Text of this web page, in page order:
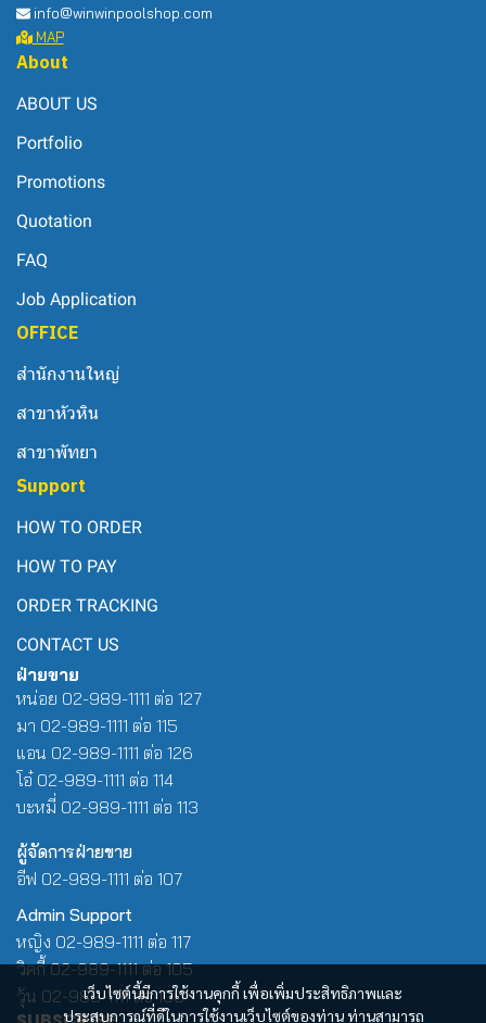
เว็บไซต์นี้มีการใช้งานคุกกี้ เพื่อเพิ่มประสิทธิภาพและ
ประสบการณ์ที่ดีในการใช้งานเว็บไซต์ของท่าน ท่านสามารถ
info@winwinpoolshop.com
MAP
About
ABOUT US
Portfolio
Promotions
Quotation
FAQ
Job Application
OFFICE
สำนักงานใหญ่
สาขาหัวหิน
สาขาพัทยา
Support
HOW TO ORDER
HOW TO PAY
ORDER TRACKING
CONTACT US
ฝ่ายขาย
หน่อย 02-989-1111 ต่อ 127
มา 02-989-1111 ต่อ 115
แอน 02-989-1111 ต่อ 126
โอ๋ 02-989-1111 ต่อ 114
บะหมี่ 02-989-1111 ต่อ 113
ผู้จัดการฝ่ายขาย
อีฟ 02-989-1111 ต่อ 107
Admin Support
หญิง 02-989-1111 ต่อ 117
วิคกี้ 02-989-1111 ต่อ 105
วุ้น 02-989-1111 ต่อ 100